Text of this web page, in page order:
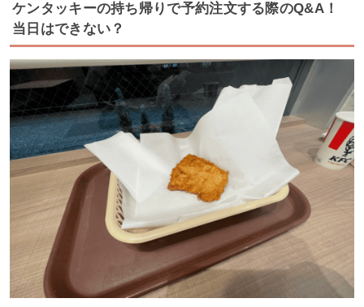
ケンタッキーの持ち帰りで予約注文する際のQ&A！
当日はできない？